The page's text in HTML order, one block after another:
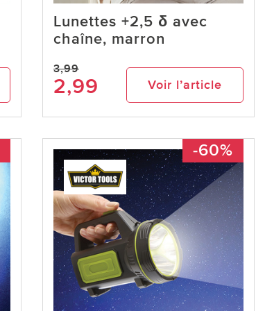
Lunettes +2,5 δ avec
chaîne, marron
3,99
2,99 Voir l’article
-60%